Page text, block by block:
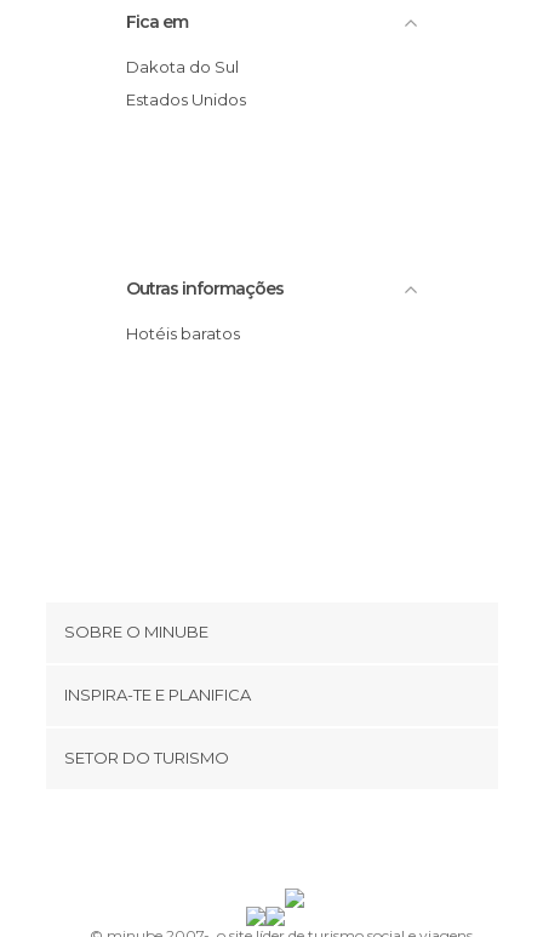
Fica em
Dakota do Sul
Estados Unidos
Outras informações
Hotéis baratos
SOBRE O MINUBE
Términos e Condições
INSPIRA-TE E PLANIFICA
SETOR DO TURISMO